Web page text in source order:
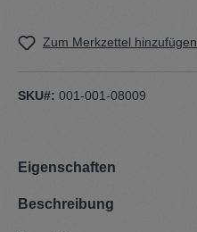
Zum Merkzettel hinzufügen
SKU#: 001-001-08009
Eigenschaften
Beschreibung